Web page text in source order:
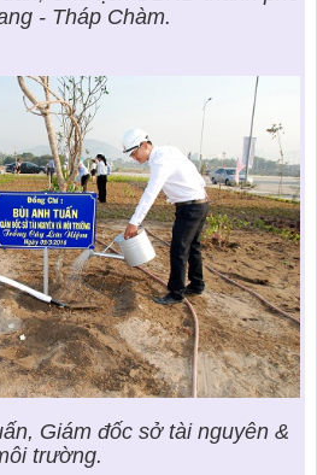
- Tháp Chàm.
Giám đốc sở tài nguyên &
trường.